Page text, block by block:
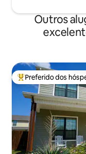
Outros
Entre os melhores
Preferido dos